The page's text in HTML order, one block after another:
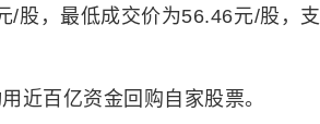
/股，最低成交价为56.46元/股，支
近百亿资金回购自家股票。